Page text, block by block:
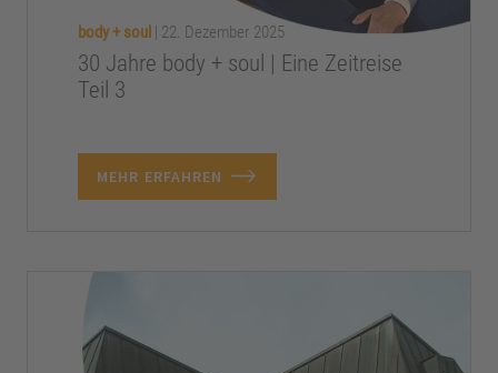
body + soul | 22. Dezember 2025
30 Jahre body + soul | Eine Zeitreise
Teil 3
MEHR ERFAHREN